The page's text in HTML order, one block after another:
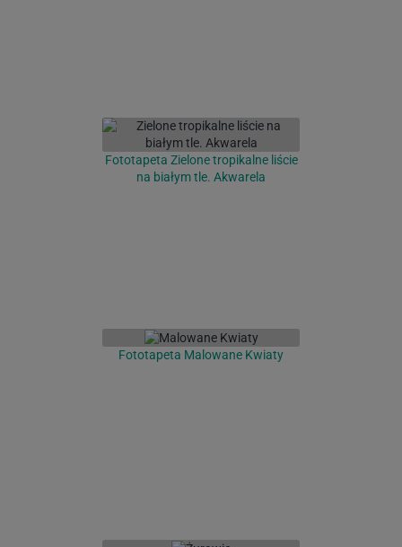
Fototapeta Zielone tropikalne liście
na białym tle. Akwarela
Fototapeta Malowane Kwiaty